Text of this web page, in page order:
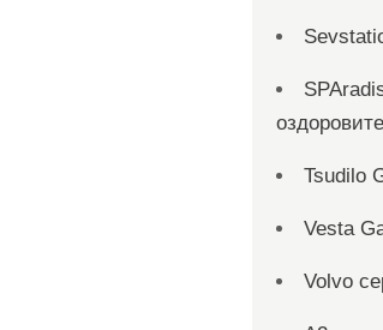
Tsudilo
Vesta
Volvo